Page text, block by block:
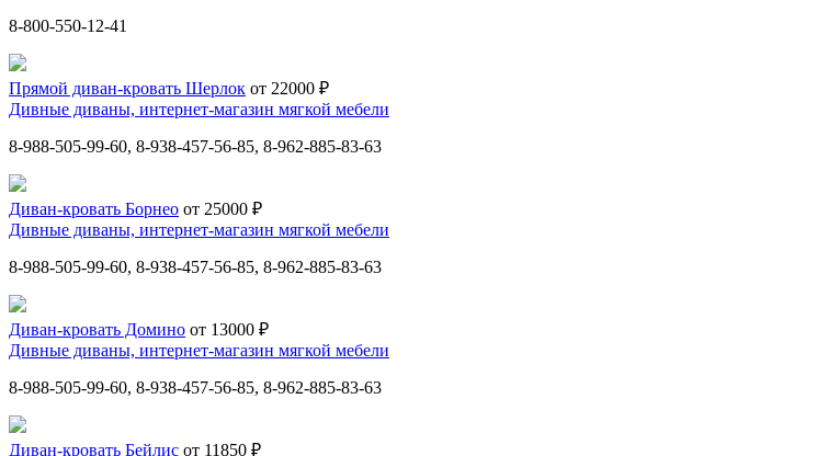
8-800-550-12-41
Прямой диван-кровать Шерлок от 22000 ₽
Дивные диваны, интернет-магазин мягкой мебели
8-988-505-99-60, 8-938-457-56-85, 8-962-885-83-63
Диван-кровать Борнео от 25000 ₽
Дивные диваны, интернет-магазин мягкой мебели
8-988-505-99-60, 8-938-457-56-85, 8-962-885-83-63
Диван-кровать Домино от 13000 ₽
Дивные диваны, интернет-магазин мягкой мебели
8-988-505-99-60, 8-938-457-56-85, 8-962-885-83-63
Диван-кровать Бейлис от 11850 ₽